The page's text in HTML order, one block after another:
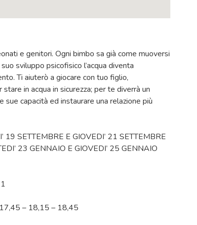
e genitori. Ogni bimbo sa già come muoversi
sviluppo psicofisico l’acqua diventa
Ti aiuterò a giocare con tuo figlio,
in acqua in sicurezza; per te diverrà un
sue capacità ed instaurare una relazione più
19 SETTEMBRE E GIOVEDI’ 21 SETTEMBRE
23 GENNAIO E GIOVEDI’ 25 GENNAIO
– 18,15 – 18,45